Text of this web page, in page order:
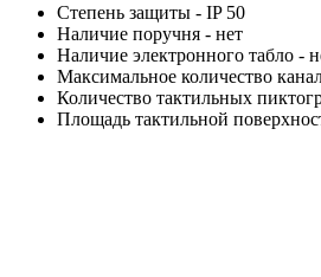
Степень защиты - IP 50
Наличие поручня - нет
Наличие электронного табло -
Максимальное количество
Количество тактильных
Площадь тактильной